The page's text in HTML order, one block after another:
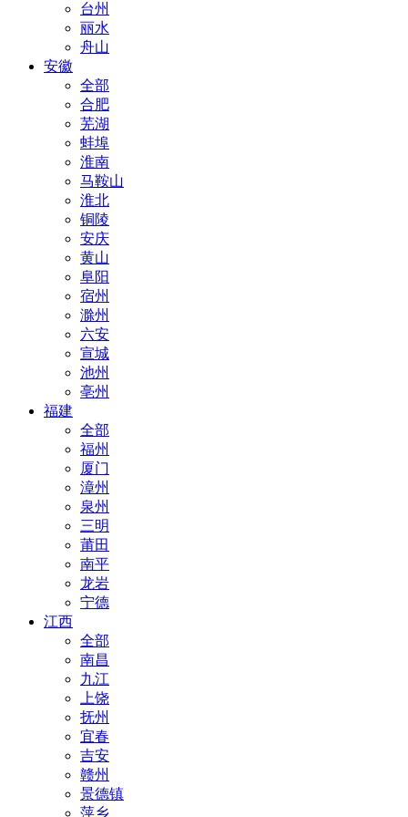
台州
丽水
舟山
安徽
全部
合肥
芜湖
蚌埠
淮南
马鞍山
淮北
铜陵
安庆
黄山
阜阳
宿州
滁州
六安
宣城
池州
亳州
福建
全部
福州
厦门
漳州
泉州
三明
莆田
南平
龙岩
宁德
江西
全部
南昌
九江
上饶
抚州
宜春
吉安
赣州
景德镇
萍乡